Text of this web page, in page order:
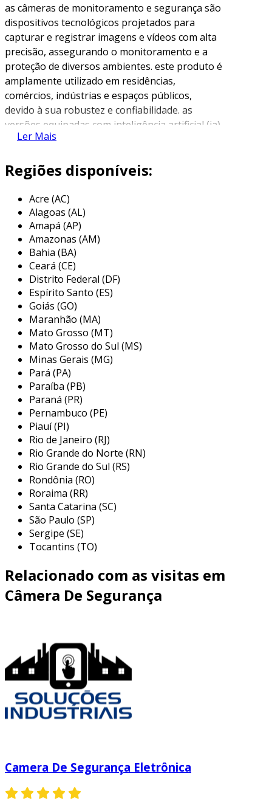
as câmeras de monitoramento e segurança são
dispositivos tecnológicos projetados para
capturar e registrar imagens e vídeos com alta
precisão, assegurando o monitoramento e a
proteção de diversos ambientes. este produto é
amplamente utilizado em residências,
comércios, indústrias e espaços públicos,
devido à sua robustez e confiabilidade. as
versões equipadas com inteligência artificial (ia)
oferecem funcionalidades avançadas, como
reconhecimento facial ou de objetos, e envio de
alertas automatizados em tempo real. essas
características agregam maior assertividade,
reduzem falsos alarmes e tornam o
monitoramento mais eficiente, atendendo aos
mais altos padrões de segurança e
gerenciamento.
a história da prime tecnologia começou em
1996, com um forte foco em segurança
eletrônica e o desenvolvimento de sistemas
proprietários. desde o início, a empresa
destacou-se pela sua dedicação à inovação
tecnológica. em 2008, consolidou sua expertise
em super segurança, especializando-se em
tecnologias avançadas de controle de acesso, e,
em 2014, passou a oferecer serviços de
portaria virtual, ampliando seu portfólio. com a
introdução do conceito 360⁰ em 2019 e a
humanização do atendimento em 2021, a prime
tecnologia se estabeleceu como referência em
serviços personalizados. em 2023, a empresa
lançou a primeira portaria ativa, integrando
inteligência artificial para atender com
segurança e eficácia.
Ler Mais
Regiões disponíveis:
Acre (AC)
Alagoas (AL)
Amapá (AP)
Amazonas (AM)
Bahia (BA)
Ceará (CE)
Distrito Federal (DF)
Espírito Santo (ES)
Goiás (GO)
Maranhão (MA)
Mato Grosso (MT)
Mato Grosso do Sul (MS)
Minas Gerais (MG)
Pará (PA)
Paraíba (PB)
Paraná (PR)
Pernambuco (PE)
Piauí (PI)
Rio de Janeiro (RJ)
Rio Grande do Norte (RN)
Rio Grande do Sul (RS)
Rondônia (RO)
Roraima (RR)
Santa Catarina (SC)
São Paulo (SP)
Sergipe (SE)
Tocantins (TO)
Relacionado com as visitas em
Câmera De Segurança
Camera De Segurança Eletrônica